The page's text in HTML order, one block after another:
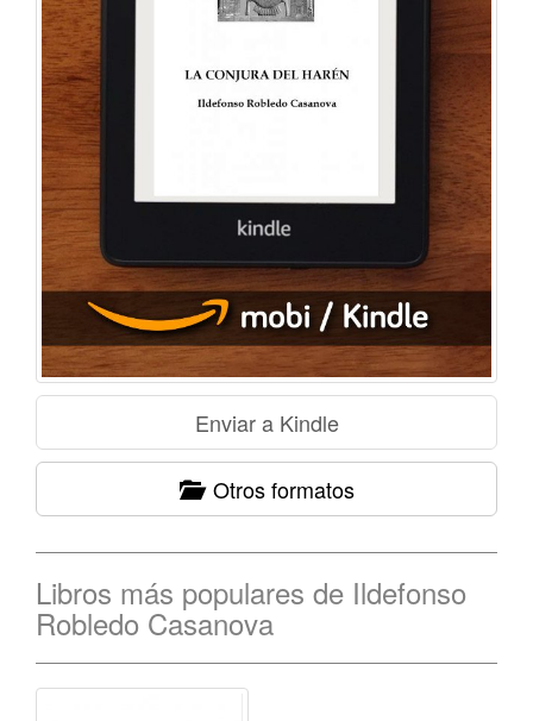
Otros formatos
Libros más populares de Ildefonso
Robledo Casanova